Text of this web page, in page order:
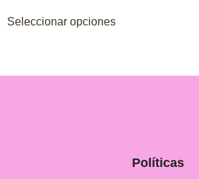
Seleccionar opciones
Políticas